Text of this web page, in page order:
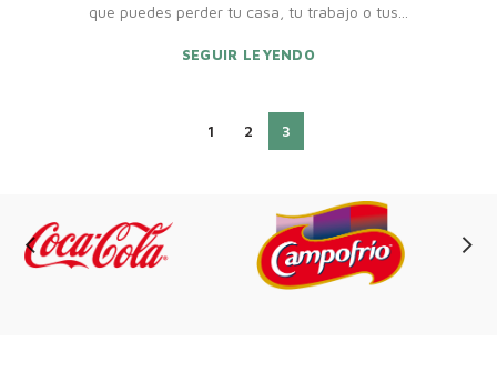
que puedes perder tu casa, tu trabajo o tus...
SEGUIR LEYENDO
1 2 3